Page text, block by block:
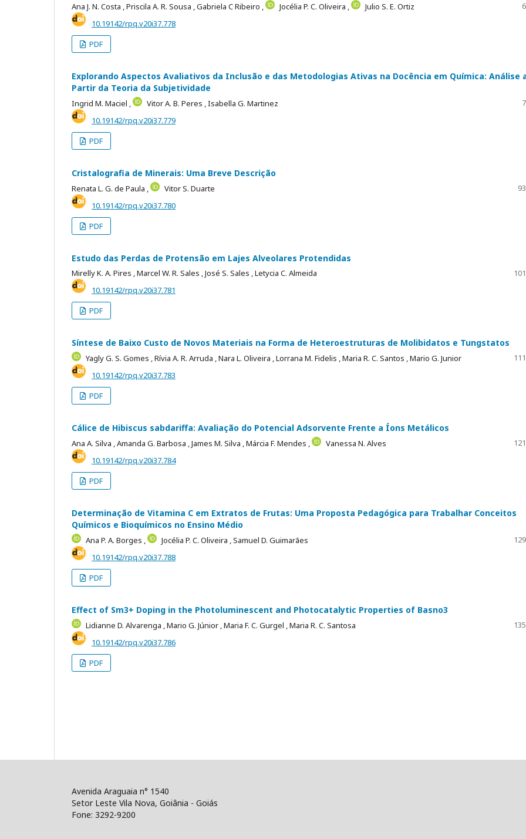
Ana J. N. Costa ,Priscila A. R. Sousa ,Gabriela C Ribeiro , Jocélia P. C. Oliveira , Julio S. E. Ortiz
10.19142/rpq.v20i37.778
PDF
Explorando Aspectos Avaliativos da Inclusão e das Metodologias Ativas na Docência em Química: Análise
Partir da Teoria da Subjetividade
Ingrid M. Maciel , Vitor A. B. Peres ,Isabella G. Martinez
10.19142/rpq.v20i37.779
PDF
Cristalografia de Minerais: Uma Breve Descrição
Renata L. G. de Paula , Vitor S. Duarte
10.19142/rpq.v20i37.780
PDF
Estudo das Perdas de Protensão em Lajes Alveolares Protendidas
Mirelly K. A. Pires ,Marcel W. R. Sales ,José S. Sales ,Letycia C. Almeida
10.19142/rpq.v20i37.781
PDF
Síntese de Baixo Custo de Novos Materiais na Forma de Heteroestruturas de Molibidatos e Tungstatos
Yagly G. S. Gomes ,Rívia A. R. Arruda ,Nara L. Oliveira ,Lorrana M. Fidelis ,Maria R. C. Santos ,Mario G. Junior
10.19142/rpq.v20i37.783
PDF
Cálice de Hibiscus sabdariffa: Avaliação do Potencial Adsorvente Frente a Íons Metálicos
Ana A. Silva ,Amanda G. Barbosa ,James M. Silva ,Márcia F. Mendes , Vanessa N. Alves
10.19142/rpq.v20i37.784
PDF
Determinação de Vitamina C em Extratos de Frutas: Uma Proposta Pedagógica para Trabalhar Conceitos
Químicos e Bioquímicos no Ensino Médio
Ana P. A. Borges , Jocélia P. C. Oliveira ,Samuel D. Guimarães
10.19142/rpq.v20i37.788
PDF
Effect of Sm3+ Doping in the Photoluminescent and Photocatalytic Properties of Basno3
Lidianne D. Alvarenga ,Mario G. Júnior ,Maria F. C. Gurgel ,Maria R. C. Santosa
10.19142/rpq.v20i37.786
PDF
Avenida Araguaia n° 1540
Setor Leste Vila Nova, Goiânia - Goiás
Fone: 3292-9200